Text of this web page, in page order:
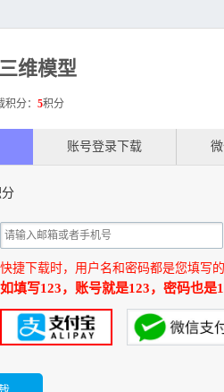
维模型
分： 5积分
账号登录下载
快捷下载时，用户名和密码都是您填写
如填写123，账号就是123，密码也是